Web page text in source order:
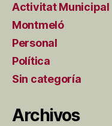
Activitat Municipal
Montmeló
Personal
Política
Sin categoría
Archivos